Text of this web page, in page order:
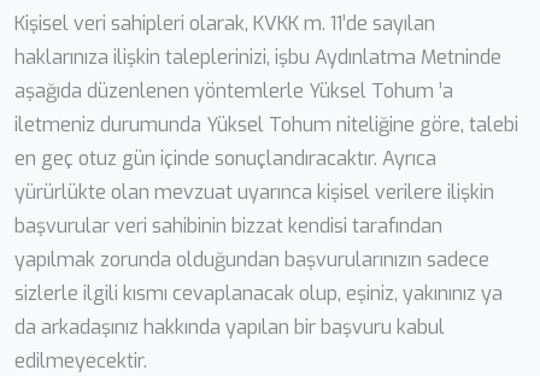
Kişisel veri sahipleri olarak, KVKK m. 11’de sayılan
haklarınıza ilişkin taleplerinizi, işbu Aydınlatma Metninde
aşağıda düzenlenen yöntemlerle Yüksel Tohum ’a
iletmeniz durumunda Yüksel Tohum niteliğine göre, talebi
en geç otuz gün içinde sonuçlandıracaktır. Ayrıca
yürürlükte olan mevzuat uyarınca kişisel verilere ilişkin
başvurular veri sahibinin bizzat kendisi tarafından
yapılmak zorunda olduğundan başvurularınızın sadece
sizlerle ilgili kısmı cevaplanacak olup, eşiniz, yakınınız ya
da arkadaşınız hakkında yapılan bir başvuru kabul
edilmeyecektir.